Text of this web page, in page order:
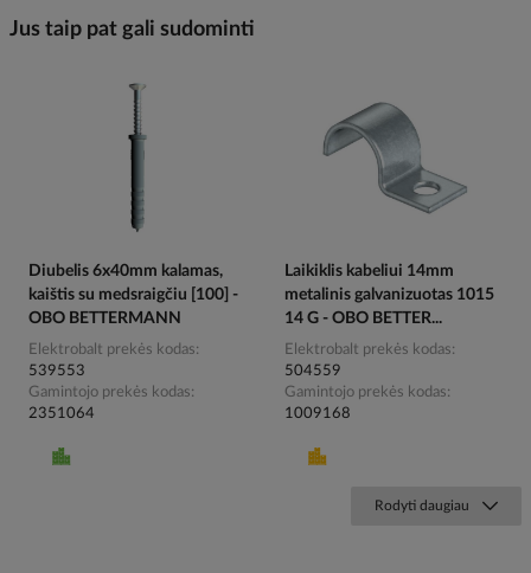
Jus taip pat gali sudominti
Diubelis 6x40mm kalamas,
kaištis su medsraigčiu [100] -
OBO BETTERMANN
Elektrobalt prekės kodas
539553
Gamintojo prekės kodas
2351064
Laikiklis kabeliui 14mm
metalinis galvanizuotas 1015
14 G - OBO BETTER...
Elektrobalt prekės kodas
504559
Gamintojo prekės kodas
1009168
Rodyti daugiau